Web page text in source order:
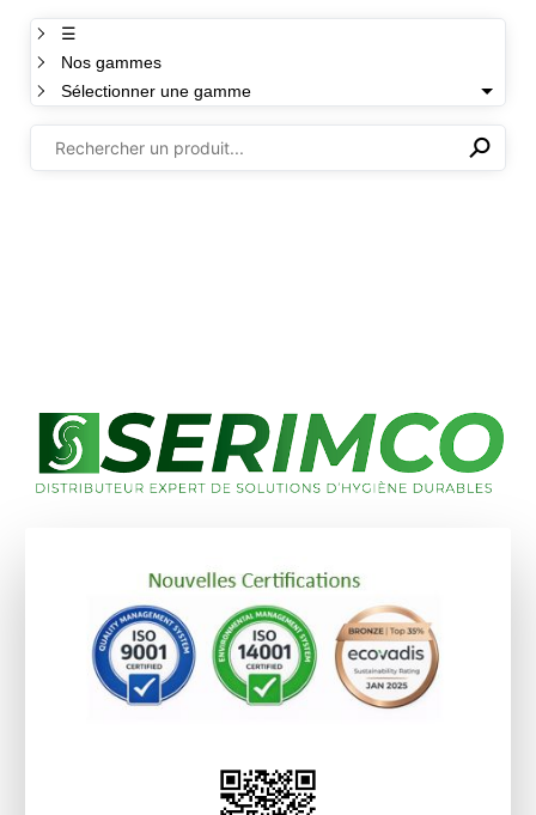
☰
Nos gammes
Sélectionner une gamme
⚲